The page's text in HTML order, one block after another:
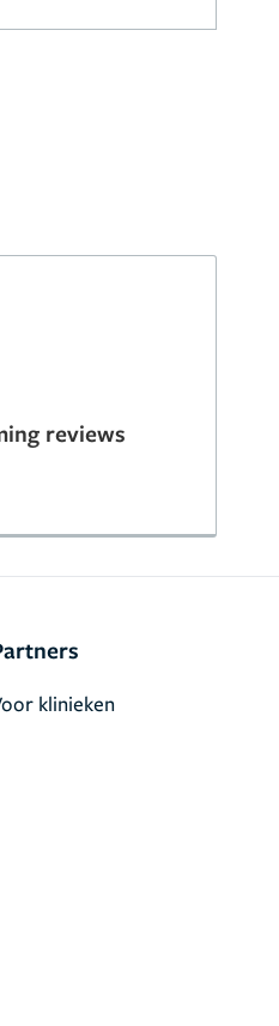
reviews
klinieken